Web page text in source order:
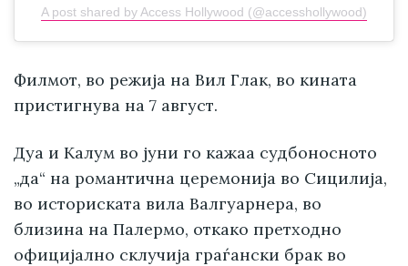
A post shared by Access Hollywood (@accesshollywood)
Филмот, во режија на Вил Глак, во кината
пристигнува на 7 август.
Дуа и Калум во јуни го кажаа судбоносното
„да“ на романтична церемонија во Сицилија,
во историската вила Валгуарнера, во
близина на Палермо, откако претходно
официјално склучија граѓански брак во